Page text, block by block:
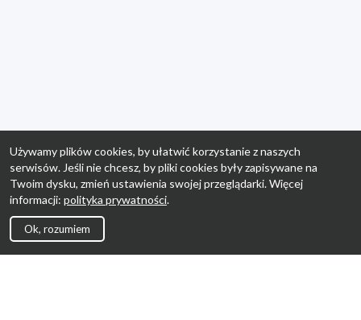
Używamy plików cookies, by ułatwić korzystanie z naszych
serwisów. Jeśli nie chcesz, by pliki cookies były zapisywane na
Twoim dysku, zmień ustawienia swojej przeglądarki. Więcej
informacji: polityka prywatności.
Ok, rozumiem